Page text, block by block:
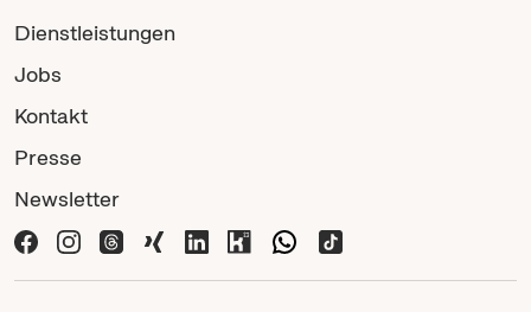
Dienstleistungen
Jobs
Kontakt
Presse
Newsletter